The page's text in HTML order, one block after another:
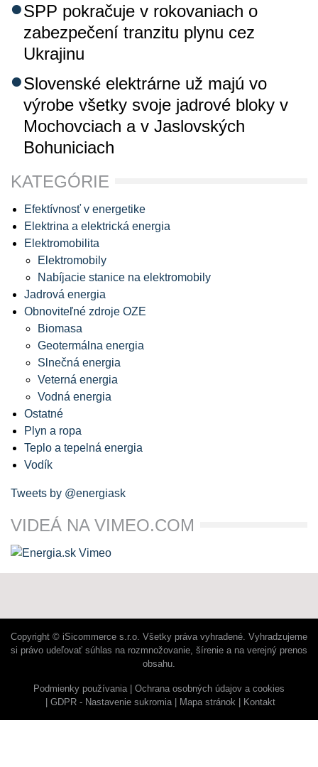
SPP pokračuje v rokovaniach o
zabezpečení tranzitu plynu cez
Ukrajinu
Slovenské elektrárne už majú vo
výrobe všetky svoje jadrové bloky v
Mochovciach a v Jaslovských
Bohuniciach
KATEGÓRIE
Efektívnosť v energetike
Elektrina a elektrická energia
Elektromobilita
Elektromobily
Nabíjacie stanice na elektromobily
Jadrová energia
Obnoviteľné zdroje OZE
Biomasa
Geotermálna energia
Slnečná energia
Veterná energia
Vodná energia
Ostatné
Plyn a ropa
Teplo a tepelná energia
Vodík
Tweets by @energiask
VIDEÁ NA VIMEO.COM
Copyright © iSicommerce s.r.o. Všetky práva vyhradené. Vyhradzujeme
si právo udeľovať súhlas na rozmnožovanie, šírenie a na verejný prenos
obsahu.
Podmienky používania
Ochrana osobných údajov a cookies
GDPR - Nastavenie sukromia
Mapa stránok Kontakt